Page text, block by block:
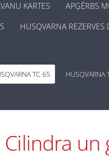
KARTES APĢĒRBS
HUSQVARNA REZERVES
TC 65 HUSQVARNA